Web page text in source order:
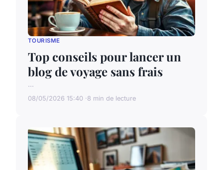
TOURISME
Top conseils pour lancer un
blog de voyage sans frais
...
08/05/2026 15:40 8 min de lecture